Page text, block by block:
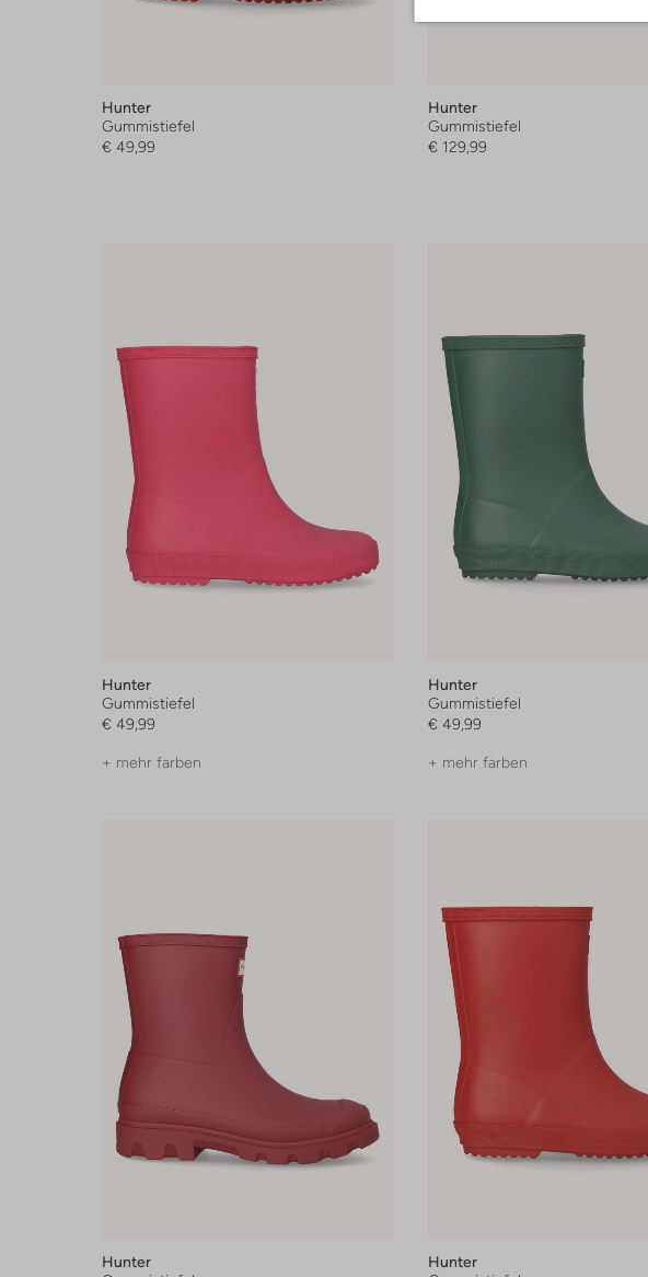
Hunter
Gummistiefel
€ 49,99
Hunter
Gummistiefel
€ 129,99
Hunter
Gummistiefel
€ 49,99
+ mehr farben
Hunter
Gummistiefel
€ 49,99
+ mehr farben
Hunter
Hunter